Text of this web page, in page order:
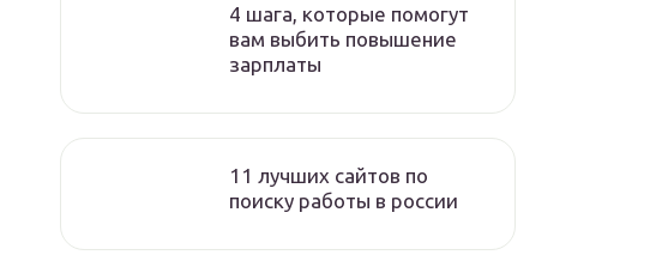
4 шага, которые помогут
вам выбить повышение
зарплаты
11 лучших сайтов по
поиску работы в россии